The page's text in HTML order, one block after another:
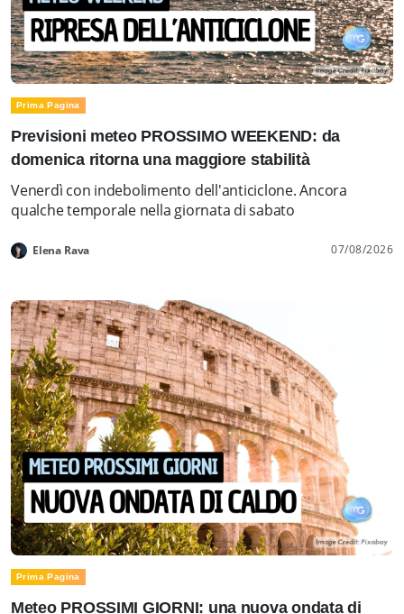
Prima Pagina
Previsioni meteo PROSSIMO WEEKEND: da
domenica ritorna una maggiore stabilità
Venerdì con indebolimento dell'anticiclone. Ancora
qualche temporale nella giornata di sabato
Elena Rava 07/08/2026
Prima Pagina
Meteo PROSSIMI GIORNI: una nuova ondata di